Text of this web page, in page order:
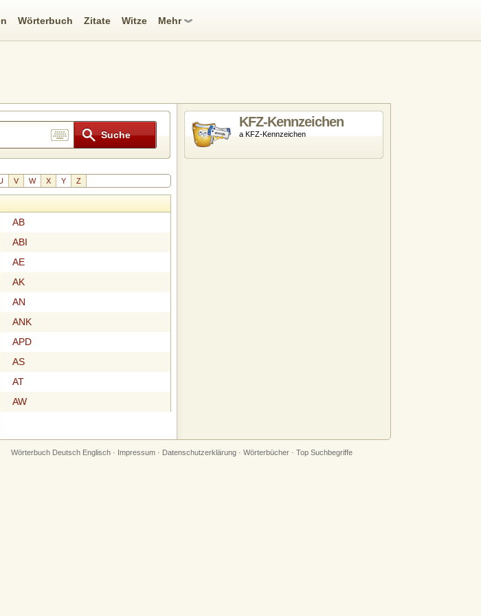
KFZ-Kennzeichen
a KFZ-Kennzeichen
V W X Y Z
AB
ABI
AE
AK
AN
ANK
APD
AS
AT
AW
Wörterbuch Zitate Witze Mehr
Wörterbuch Deutsch Englisch · Impressum · Datenschutzerklärung · Wörterbücher · Top Suchbegriffe